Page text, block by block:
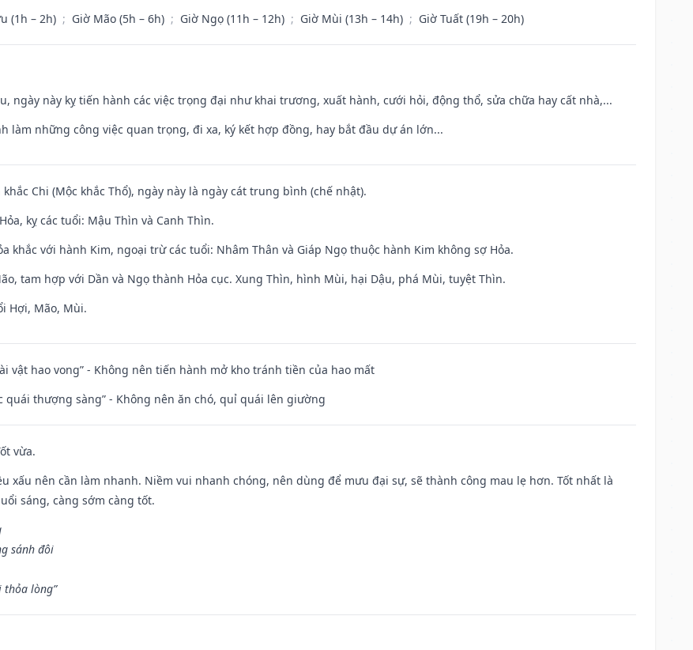
(1h – 2h) ; Giờ Mão (5h – 6h) ; Giờ Ngọ (11h – 12h) ; Giờ Mùi (13h – 14h) ; Giờ Tuất (19h – 20h)
ngày này kỵ tiến hành các việc trọng đại như khai trương, xuất hành, cưới hỏi, động thổ, sửa chữa hay cất nhà,...
làm những công việc quan trọng, đi xa, ký kết hợp đồng, hay bắt đầu dự án lớn...
khắc Chi (Mộc khắc Thổ), ngày này là ngày cát trung bình (chế nhật).
kỵ các tuổi: Mậu Thìn và Canh Thìn.
khắc với hành Kim, ngoại trừ các tuổi: Nhâm Thân và Giáp Ngọ thuộc hành Kim không sợ Hỏa.
tam hợp với Dần và Ngọ thành Hỏa cục. Xung Thìn, hình Mùi, hại Dậu, phá Mùi, tuyệt Thìn.
Hợi, Mão, Mùi.
vật hao vong” - Không nên tiến hành mở kho tránh tiền của hao mất
quái thượng sàng” - Không nên ăn chó, quỉ quái lên giường
vừa.
xấu nên cần làm nhanh. Niềm vui nhanh chóng, nên dùng để mưu đại sự, sẽ thành công mau lẹ hơn. Tốt nhất là
sáng, càng sớm càng tốt.
sánh đôi
thỏa lòng”